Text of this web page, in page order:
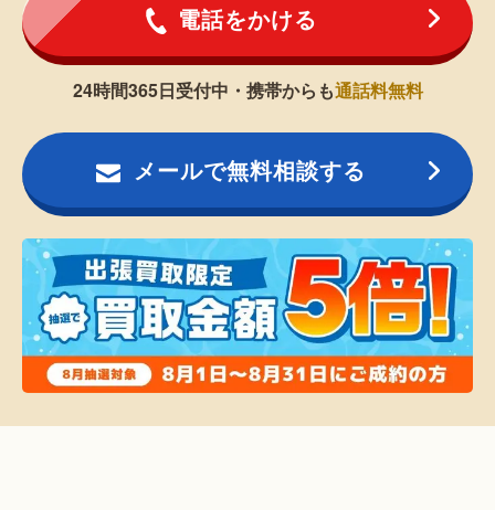
電話をかける
24時間365日受付中・携帯からも通話料無料
メールで無料相談する